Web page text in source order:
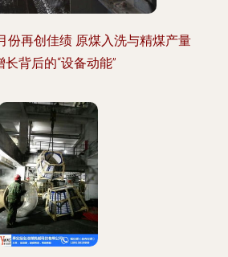
份再创佳绩 原煤入洗与精煤产量
长背后的“设备动能”